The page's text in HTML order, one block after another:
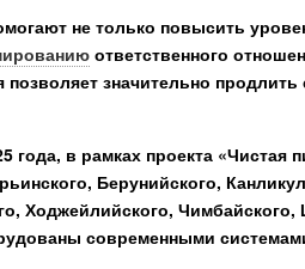
не только повысить
ответственного
значительно
года, в рамках проекта «Чистая
Берунийского,
Ходжейлийского,
современными